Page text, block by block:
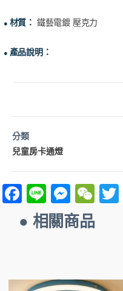
● 材質： 鐵藝電鍍 壓克力
● 產品說明：
分類
兒童房卡通燈
F
a
ce
Li
n
e
M
es
se
W
e
● 相關商品